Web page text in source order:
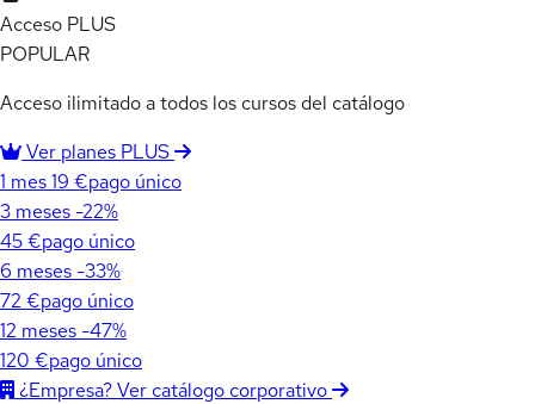
Acceso PLUS
POPULAR
Acceso ilimitado a todos los cursos del catálogo
Ver planes PLUS
1 mes19 €pago único
3 meses -22%
45 €pago único
6 meses -33%
72 €pago único
12 meses -47%
120 €pago único
¿Empresa? Ver catálogo corporativo